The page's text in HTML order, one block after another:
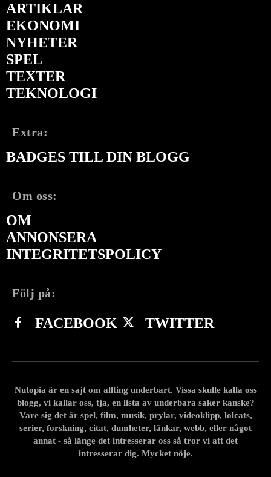
ARTIKLAR
EKONOMI
NYHETER
SPEL
TEXTER
TEKNOLOGI
Extra:
BADGES TILL DIN BLOGG
Om oss:
OM
ANNONSERA
INTEGRITETSPOLICY
Följ på:
FACEBOOK TWITTER
Nutopia är en sajt om allting underbart. Vissa skulle kalla oss
blogg, vi kallar oss, tja, en lista av underbara saker kanske?
Vare sig det är spel, film, musik, prylar, videoklipp, lolcats,
serier, forskning, citat, dumheter, länkar, webb, eller något
annat - så länge det intresserar oss så tror vi att det
intresserar dig. Mycket nöje.